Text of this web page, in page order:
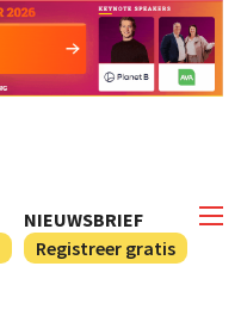
NIEUWSBRIEF
Registreer gratis